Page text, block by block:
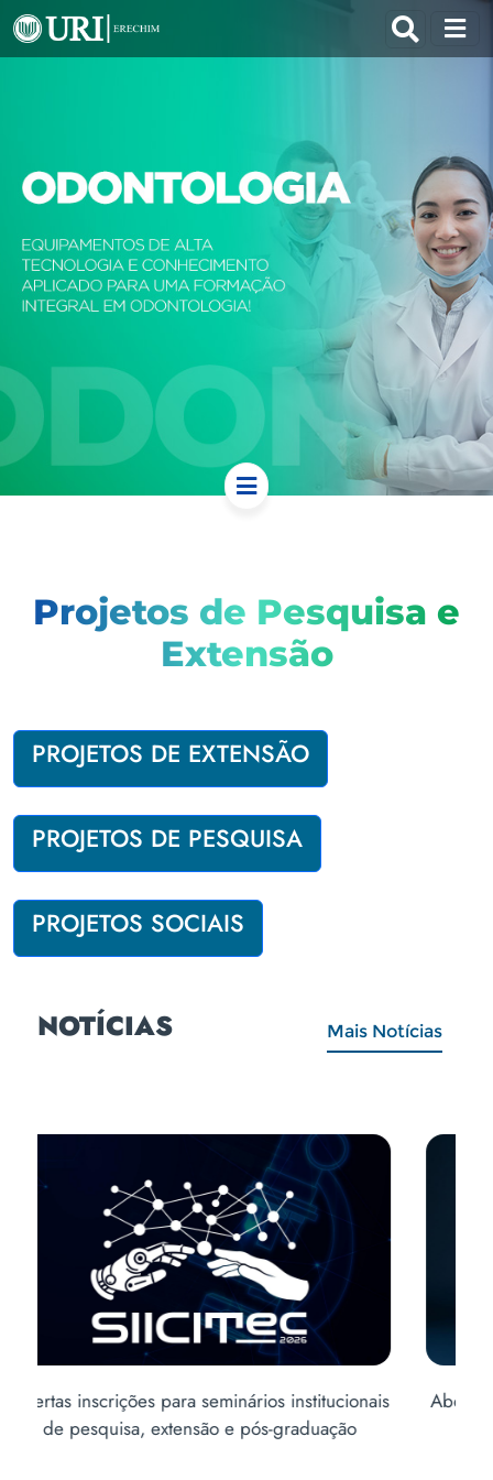
Projetos de Pesquisa e
Extensão
PROJETOS DE EXTENSÃO
PROJETOS DE PESQUISA
PROJETOS SOCIAIS
NOTÍCIAS Mais Notícias
Abertas inscrições para o Vestibular de Inverno
2ª edição